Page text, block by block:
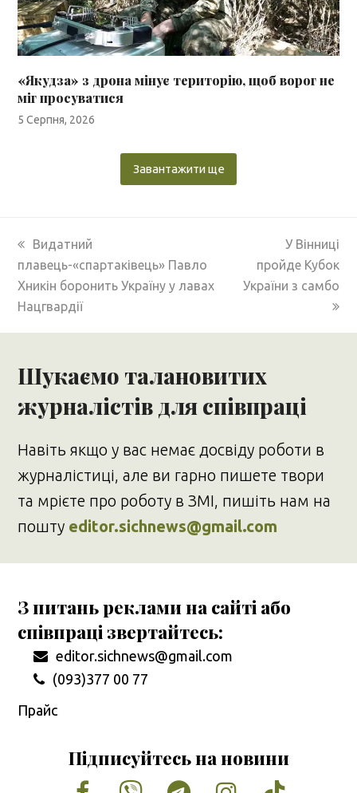
«Якудза» з дрона мінує територію, щоб ворог не
міг просуватися
5 Серпня, 2026
Завантажити ще
previous
post:
Видатний
плавець-«спартаківець» Павло
Хникін боронить Україну у лавах
Нацгвардії
next
post:
У Вінниці
пройде Кубок
України з самбо
Шукаємо талановитих
журналістів для співпраці
Навіть якщо у вас немає досвіду роботи в
журналістиці, але ви гарно пишете твори
та мрієте про роботу в ЗМІ, пишіть нам на
пошту editor.sichnews@gmail.com
З питань реклами на сайті або
співпраці звертайтесь:
editor.sichnews@gmail.com
(093)377 00 77
Прайс
Підписуйтесь на новини